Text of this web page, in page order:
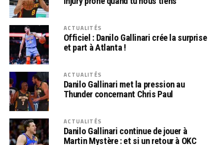
ACTUALITÉS
Officiel : Danilo Gallinari crée la surprise
et part à Atlanta !
ACTUALITÉS
Danilo Gallinari met la pression au
Thunder concernant Chris Paul
ACTUALITÉS
Danilo Gallinari continue de jouer à
Martin Mystère : et si un retour à OKC